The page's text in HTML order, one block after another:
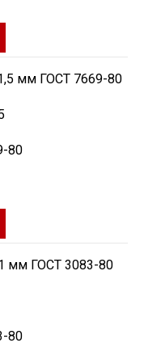
мм ГОСТ 7669-80
80
мм ГОСТ 3083-80
80